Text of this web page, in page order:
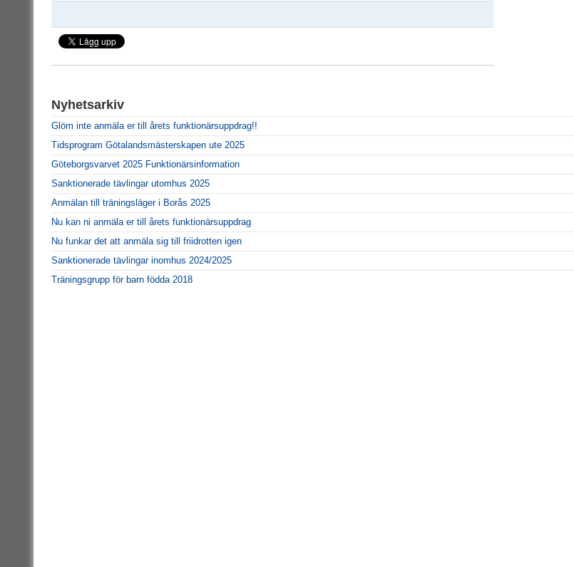
Nyhetsarkiv
Glöm inte anmäla er till årets funktionärsuppdrag!!
Tidsprogram Götalandsmästerskapen ute 2025
Göteborgsvarvet 2025 Funktionärsinformation
Sanktionerade tävlingar utomhus 2025
Anmälan till träningsläger i Borås 2025
Nu kan ni anmäla er till årets funktionärsuppdrag
Nu funkar det att anmäla sig till friidrotten igen
Sanktionerade tävlingar inomhus 2024/2025
Träningsgrupp för barn födda 2018